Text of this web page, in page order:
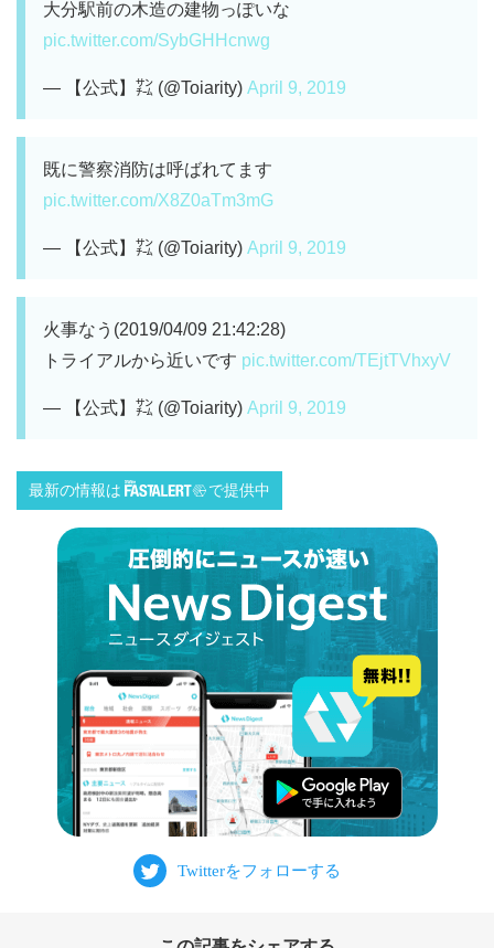
大分駅前の木造の建物っぽいな
pic.twitter.com/SybGHHcnwg
— 【公式】㌠ (@Toiarity) April 9, 2019
既に警察消防は呼ばれてます
pic.twitter.com/X8Z0aTm3mG
— 【公式】㌠ (@Toiarity) April 9, 2019
火事なう(2019/04/09 21:42:28)
トライアルから近いです pic.twitter.com/TEjtTVhxyV
— 【公式】㌠ (@Toiarity) April 9, 2019
最新の情報は で提供中